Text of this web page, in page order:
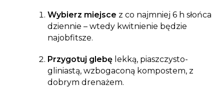
Wybierz miejsce z co najmniej 6 h słońca
dziennie – wtedy kwitnienie będzie
najobfitsze.
Przygotuj glebę lekką, piaszczysto-
gliniastą, wzbogaconą kompostem, z
dobrym drenażem.